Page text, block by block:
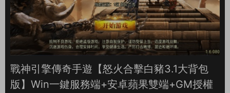
戰神引擎傳奇手遊【怒火合擊白豬3.1大背包
版】Win一鍵服務端+安卓蘋果雙端+GM授權